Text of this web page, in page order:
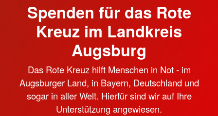
Spenden für das Rote
Kreuz im Landkreis
Augsburg
Das Rote Kreuz hilft Menschen in Not - im
Augsburger Land, in Bayern, Deutschland und
sogar in aller Welt. Hierfür sind wir auf Ihre
Unterstützung angewiesen.